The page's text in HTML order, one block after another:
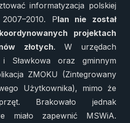
informatyzacja polskiej
Plan nie został
projektach
złotych. W urzędach
i Sławkowa oraz gminnym
ZMOKU (Zintegrowany
Użytkownika), mimo że
Brakowało jednak
miało zapewnić MSWiA.